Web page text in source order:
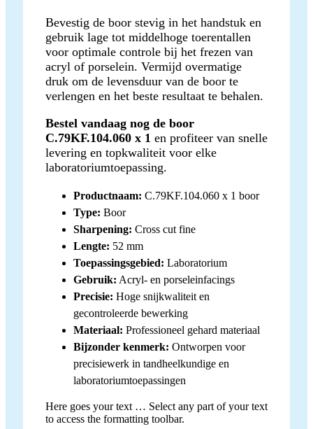
Bevestig de boor stevig in het handstuk en
gebruik lage tot middelhoge toerentallen
voor optimale controle bij het frezen van
acryl of porselein. Vermijd overmatige
druk om de levensduur van de boor te
verlengen en het beste resultaat te behalen.
Bestel vandaag nog de boor
C.79KF.104.060 x 1 en profiteer van snelle
levering en topkwaliteit voor elke
laboratoriumtoepassing.
Productnaam: C.79KF.104.060 x 1 boor
Type: Boor
Sharpening: Cross cut fine
Lengte: 52 mm
Toepassingsgebied: Laboratorium
Gebruik: Acryl- en porseleinfacings
Precisie: Hoge snijkwaliteit en
gecontroleerde bewerking
Materiaal: Professioneel gehard materiaal
Bijzonder kenmerk: Ontworpen voor
precisiewerk in tandheelkundige en
laboratoriumtoepassingen
Here goes your text … Select any part of your text
to access the formatting toolbar.